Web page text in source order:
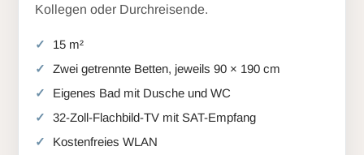
Kollegen oder Durchreisende.
15 m²
Zwei getrennte Betten, jeweils 90 × 190 cm
Eigenes Bad mit Dusche und WC
32-Zoll-Flachbild-TV mit SAT-Empfang
Kostenfreies WLAN